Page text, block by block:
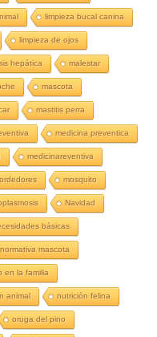
limpieza bucal canina
limpieza de ojos
hepática malestar
mascota
mastitis perra
medicina preventica
medicinareventiva
mosquito
Navidad
básicas
normativa mascota
en la familia
animal nutrición felina
oruga del pino